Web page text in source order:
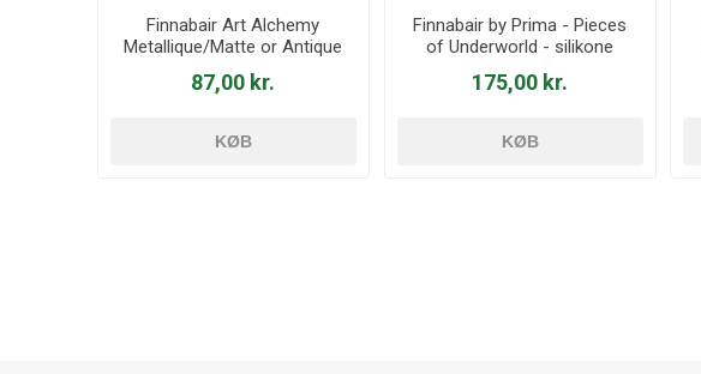
Finnabair Art Alchemy
Metallique/Matte or Antique
87,00 kr.
KØB
Finnabair by Prima - Pieces
of Underworld - silikone
Form - 969424
175,00 kr.
KØB